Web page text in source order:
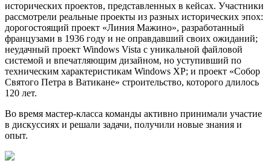
исторических проектов, представленных в кейсах. Участники
рассмотрели реальные проекты из разных исторических эпох:
дорогостоящий проект «Линия Мажино», разработанный
французами в 1936 году и не оправдавший своих ожиданий;
неудачный проект Windows Vista с уникальной файловой
системой и впечатляющим дизайном, но уступивший по
техническим характеристикам Windows XP; и проект «Собор
Святого Петра в Ватикане» строительство, которого длилось
120 лет.
Во время мастер-класса команды активно принимали участие
в дискуссиях и решали задачи, получили новые знания и
опыт.